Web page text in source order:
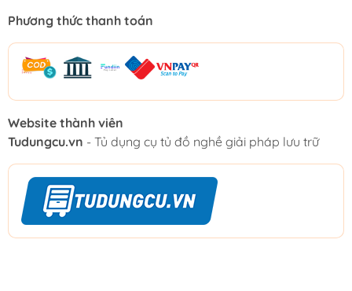
Phương thức thanh toán
Website thành viên
Tudungcu.vn - Tủ dụng cụ tủ đồ nghề giải pháp lưu trữ